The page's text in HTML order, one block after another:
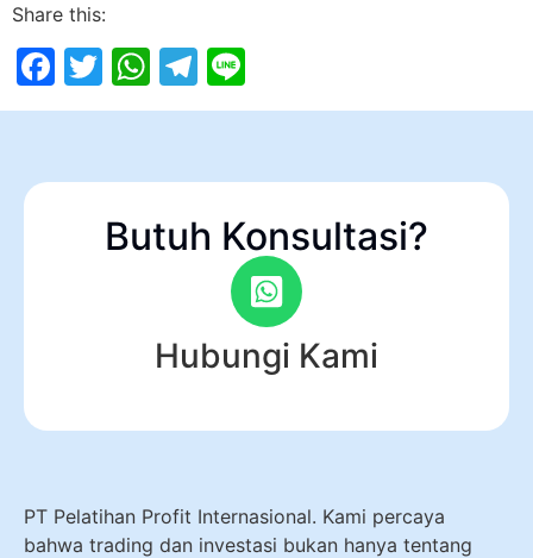
Share this:
Facebook
Twitter
WhatsApp
Telegram
Butuh Konsultasi?
Hubungi Kami
PT Pelatihan Profit Internasional. Kami percaya
bahwa trading dan investasi bukan hanya tentang